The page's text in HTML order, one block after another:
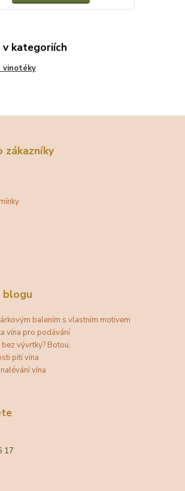
v kategoriích
vinotéky
zákazníky
blogu
balením s vlastním motivem
vína pro podávání
vývrtky? Botou.
pití vína
vína
17